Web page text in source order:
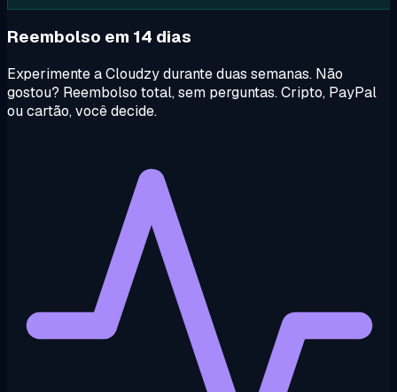
Reembolso em 14 dias
Experimente a Cloudzy durante duas semanas. Não
gostou? Reembolso total, sem perguntas. Cripto, PayPal
ou cartão, você decide.